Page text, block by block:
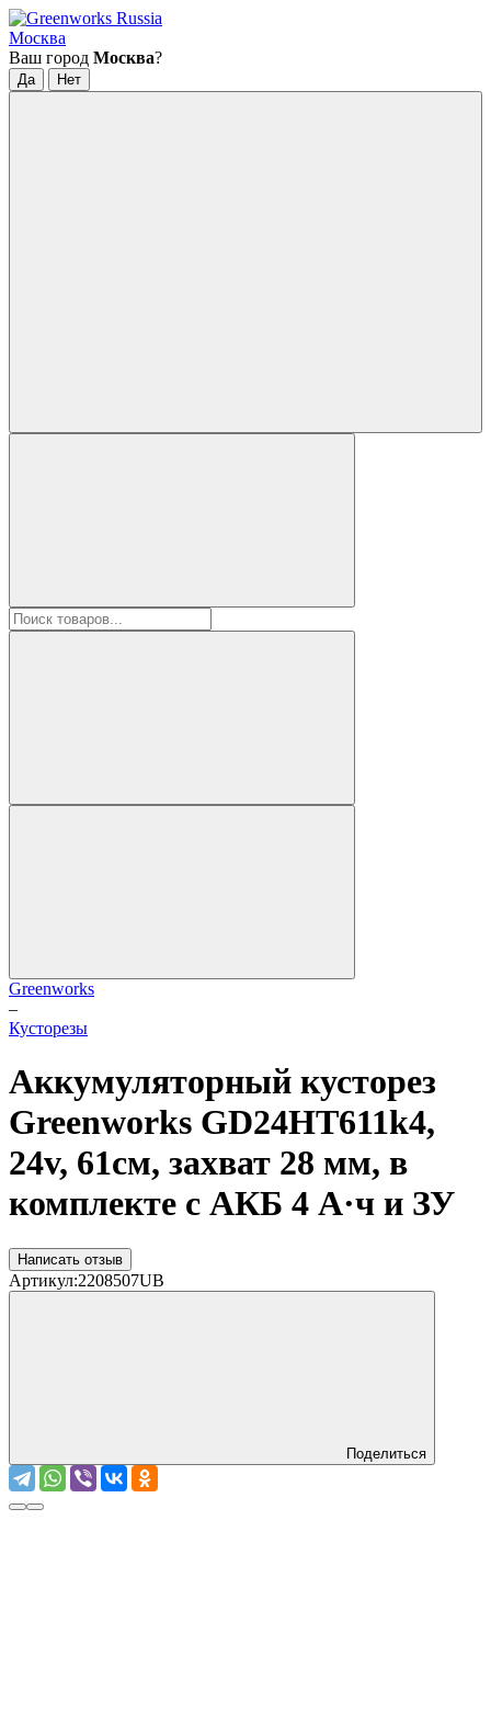
Москва
Ваш город Москва?
Greenworks
–
Кусторезы
Аккумуляторный кусторез
Greenworks GD24HT611k4,
24v, 61см, захват 28 мм, в
комплекте с АКБ 4 А·ч и ЗУ
Написать отзыв
Артикул:2208507UB
Поделиться